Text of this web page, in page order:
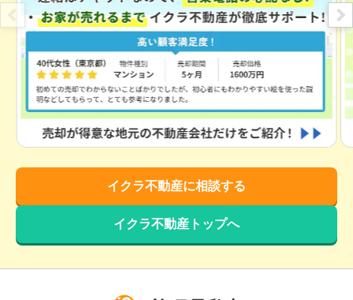
イクラ不動産に相談する
イクラ不動産トップへ